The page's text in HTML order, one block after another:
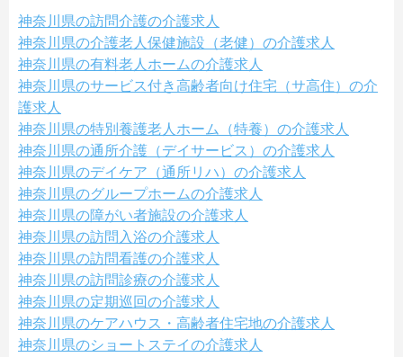
神奈川県の訪問介護の介護求人
神奈川県の介護老人保健施設（老健）の介護求人
神奈川県の有料老人ホームの介護求人
神奈川県のサービス付き高齢者向け住宅（サ高住）の介
護求人
神奈川県の特別養護老人ホーム（特養）の介護求人
神奈川県の通所介護（デイサービス）の介護求人
神奈川県のデイケア（通所リハ）の介護求人
神奈川県のグループホームの介護求人
神奈川県の障がい者施設の介護求人
神奈川県の訪問入浴の介護求人
神奈川県の訪問看護の介護求人
神奈川県の訪問診療の介護求人
神奈川県の定期巡回の介護求人
神奈川県のケアハウス・高齢者住宅地の介護求人
神奈川県のショートステイの介護求人